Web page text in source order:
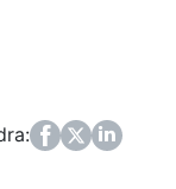
Twitter
LinkedIn